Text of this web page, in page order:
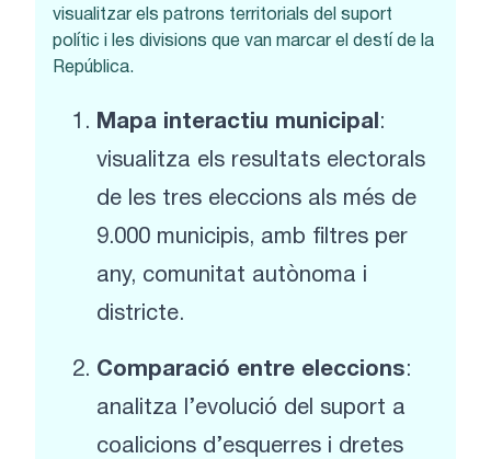
visualitzar els patrons territorials del suport
polític i les divisions que van marcar el destí de la
República.
Mapa interactiu municipal :
visualitza els resultats electorals
de les tres eleccions als més de
9.000 municipis, amb filtres per
any, comunitat autònoma i
districte.
Comparació entre eleccions:
analitza l’evolució del suport a
coalicions d’esquerres i dretes